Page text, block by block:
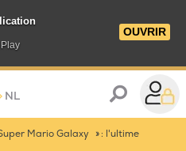
OUVRIR
> NL
Mario Galaxy » : l'ultime